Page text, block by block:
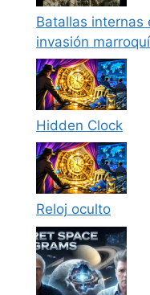
Batallas internas
invasión
Hidden Clock
Reloj oculto